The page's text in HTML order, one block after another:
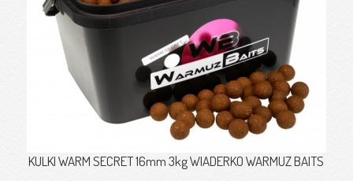
KULKI WARM SECRET 16mm 3kg WIADERKO WARMUZ BAITS